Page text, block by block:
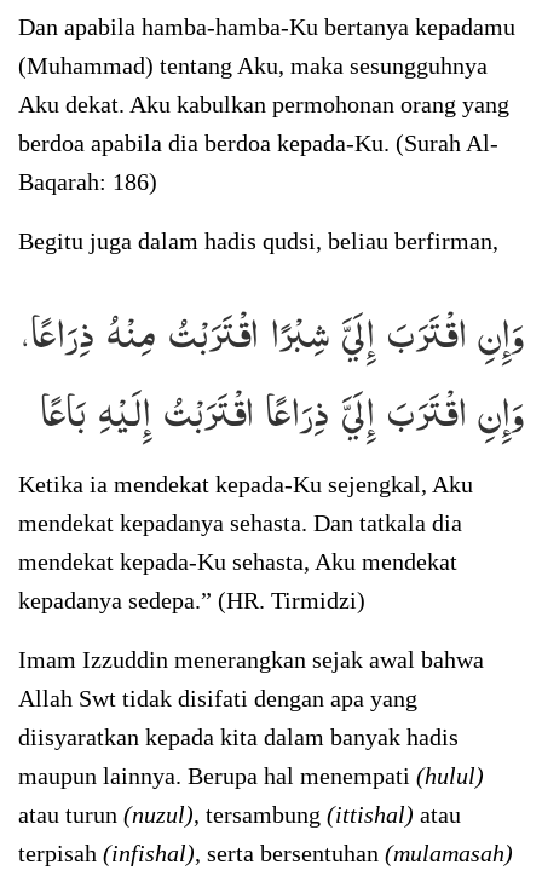
Dan apabila hamba-hamba-Ku bertanya kepadamu
(Muhammad) tentang Aku, maka sesungguhnya
Aku dekat. Aku kabulkan permohonan orang yang
berdoa apabila dia berdoa kepada-Ku. (Surah Al-
Baqarah: 186)
Begitu juga dalam hadis qudsi, beliau berfirman,
وَإِنِ اقْتَرَبَ إِلَيَّ شِبْرًا اقْتَرَبْتُ مِنْهُ ذِرَاعًا،
وَإِنِ اقْتَرَبَ إِلَيَّ ذِرَاعًا اقْتَرَبْتُ إِلَيْهِ بَاعًا
Ketika ia mendekat kepada-Ku sejengkal, Aku
mendekat kepadanya sehasta. Dan tatkala dia
mendekat kepada-Ku sehasta, Aku mendekat
kepadanya sedepa.” (HR. Tirmidzi)
Imam Izzuddin menerangkan sejak awal bahwa
Allah Swt tidak disifati dengan apa yang
diisyaratkan kepada kita dalam banyak hadis
maupun lainnya. Berupa hal menempati (hulul)
atau turun (nuzul), tersambung (ittishal) atau
terpisah (infishal), serta bersentuhan (mulamasah)